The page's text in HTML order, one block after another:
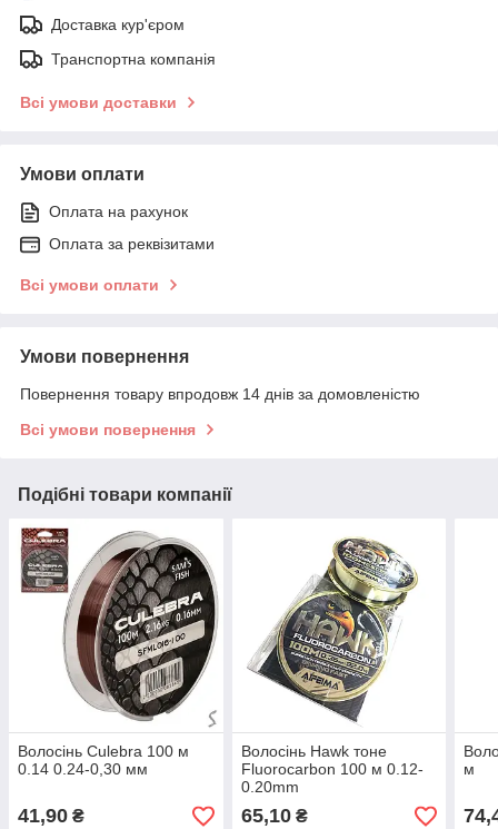
Доставка кур'єром
Транспортна компанія
Всі умови доставки
Умови оплати
Оплата на рахунок
Оплата за реквізитами
Всі умови оплати
Умови повернення
Повернення товару впродовж 14 днів за домовленістю
Всі умови повернення
Подібні товари компанії
Волосінь Culebra 100 м
0.14 0.24-0,30 мм
41,90 ₴
Волосінь Hawk тоне
Fluorocarbon 100 м 0.12-
0.20mm
65,10₴
м